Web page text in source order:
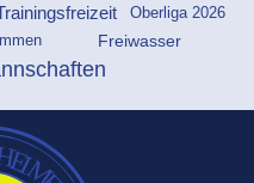
Oberliga 2026
Freiwasser